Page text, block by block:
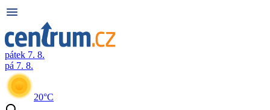
pátek 7. 8.
pá 7. 8.
20°C